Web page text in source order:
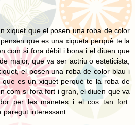
xiquet que el posen una roba de color
que es una xiqueta perquè te la
com si fora dèbil i bona i el diuen que
major, que va ser actriu o esteticista,
el posen una roba de color blau i
que es un xiquet perquè te la roba de
com si fora fort i gran, el diuen que va
per les manetes i el cos tan fort.
interessant.